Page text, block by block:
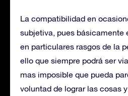
La compatibilidad en
subjetiva, pues básicamente
en particulares rasgos de la
ello que siempre podrá ser
mas imposible que pueda
voluntad de lograr las cosas